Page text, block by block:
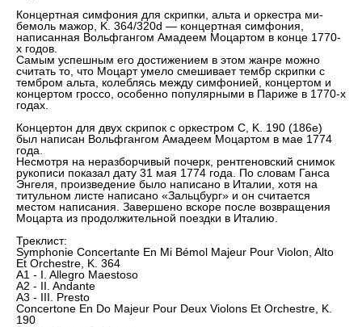
Концертная симфония для скрипки, альта и оркестра ми-
бемоль мажор, K. 364/320d — концертная симфония,
написанная Вольфгангом Амадеем Моцартом в конце 1770-
х годов.
Самым успешным его достижением в этом жанре можно
считать то, что Моцарт умело смешивает тембр скрипки с
тембром альта, колеблясь между симфонией, концертом и
концертом гроссо, особенно популярными в Париже в 1770-х
годах.
Концертон для двух скрипок с оркестром C, K. 190 (186e)
был написан Вольфгангом Амадеем Моцартом в мае 1774
года.
Несмотря на неразборчивый почерк, рентгеновский снимок
рукописи показал дату 31 мая 1774 года. По словам Ганса
Энгеля, произведение было написано в Италии, хотя на
титульном листе написано «Зальцбург» и он считается
местом написания. Завершено вскоре после возвращения
Моцарта из продолжительной поездки в Италию.
Треклист:
Symphonie Concertante En Mi Bémol Majeur Pour Violon, Alto
Et Orchestre, K. 364
A1 - I. Allegro Maestoso
A2 - II. Andante
A3 - III. Presto
Concertone En Do Majeur Pour Deux Violons Et Orchestre, K.
190